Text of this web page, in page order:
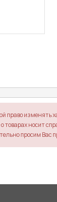
право изменять
товарах носит
просим Вас